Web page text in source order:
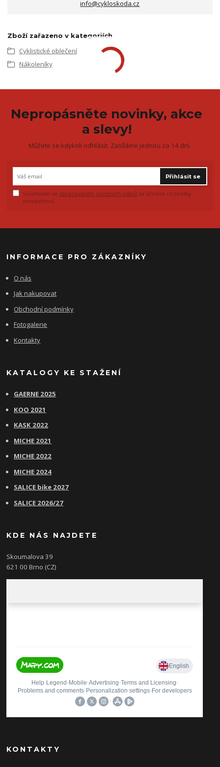
info@cykloskoda.cz
Zboží zařazeno v kategoriích
Cyklistické oblečení
Nákoleníky
Nepropásněte novinky, akce
a slevy!
Můžete se kdykoli odhlásit. Zasíláme jednou za 14 dní.
Přihlásit se
Souhlasím se zpracováním osobních údajů za účelem rozesílky
newsletteru.
INFORMACE PRO ZÁKAZNÍKY
O nás
Jak nakupovat
Obchodní podmínky
Fotogalerie
Kontakty
KATALOGY KE STAŽENÍ
GAERNE 2025
KOO 2021
KASK 2022
MICHE 2021
MICHE 2022
MICHE 2024
SALICE bike 2027
SALICE 2026/27
KDE NÁS NAJDETE
Skoumalova 39
621 00 Brno (CZ)
KONTAKTY